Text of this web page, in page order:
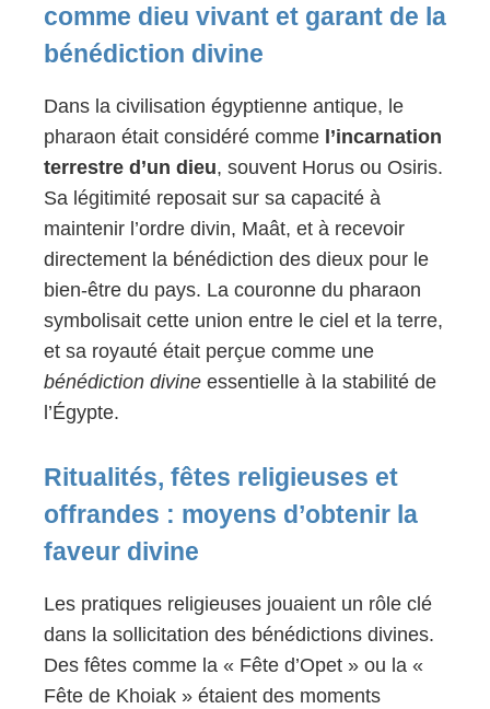
comme dieu vivant et garant de la
bénédiction divine
Dans la civilisation égyptienne antique, le
pharaon était considéré comme l’incarnation
terrestre d’un dieu, souvent Horus ou Osiris.
Sa légitimité reposait sur sa capacité à
maintenir l’ordre divin, Maât, et à recevoir
directement la bénédiction des dieux pour le
bien-être du pays. La couronne du pharaon
symbolisait cette union entre le ciel et la terre,
et sa royauté était perçue comme une
bénédiction divine essentielle à la stabilité de
l’Égypte.
Ritualités, fêtes religieuses et
offrandes : moyens d’obtenir la
faveur divine
Les pratiques religieuses jouaient un rôle clé
dans la sollicitation des bénédictions divines.
Des fêtes comme la « Fête d’Opet » ou la «
Fête de Khoiak » étaient des moments